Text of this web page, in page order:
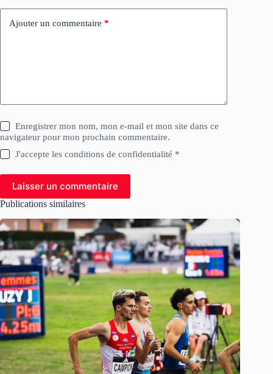
Ajouter un commentaire *
Enregistrer mon nom, mon e-mail et mon site dans ce
navigateur pour mon prochain commentaire.
J'accepte les conditions de confidentialité *
Laisser un commentaire
Publications similaires